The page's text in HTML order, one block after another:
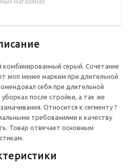
магазинах
серый. Сочетание
моп менее марким при длительной
себя при длительной
уборках после стройки, а так же
Относится к сегменту ?
требованиями к качеству
Товар отвечает основным